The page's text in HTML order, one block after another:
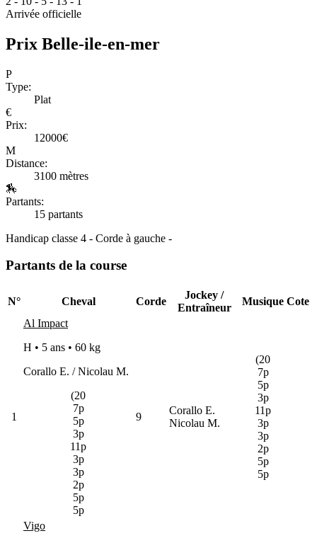
Arrivée officielle
Prix Belle-ile-en-mer
P
Type:
Plat
€
Prix:
12000€
M
Distance:
3100 mètres
🏇
Partants:
15 partants
Handicap classe 4 - Corde à gauche -
Partants de la course
N° Cheval Corde
Jockey /
Entraîneur
Musique Cote
1
Al Impact
H • 5 ans • 60 kg
Corallo E. / Nicolau M.
(20
7p
5p
3p
11p
3p
3p
2p
5p
5p
9
Corallo E.
Nicolau M.
(20
7p
5p
3p
11p
3p
3p
2p
5p
5p
Vigo